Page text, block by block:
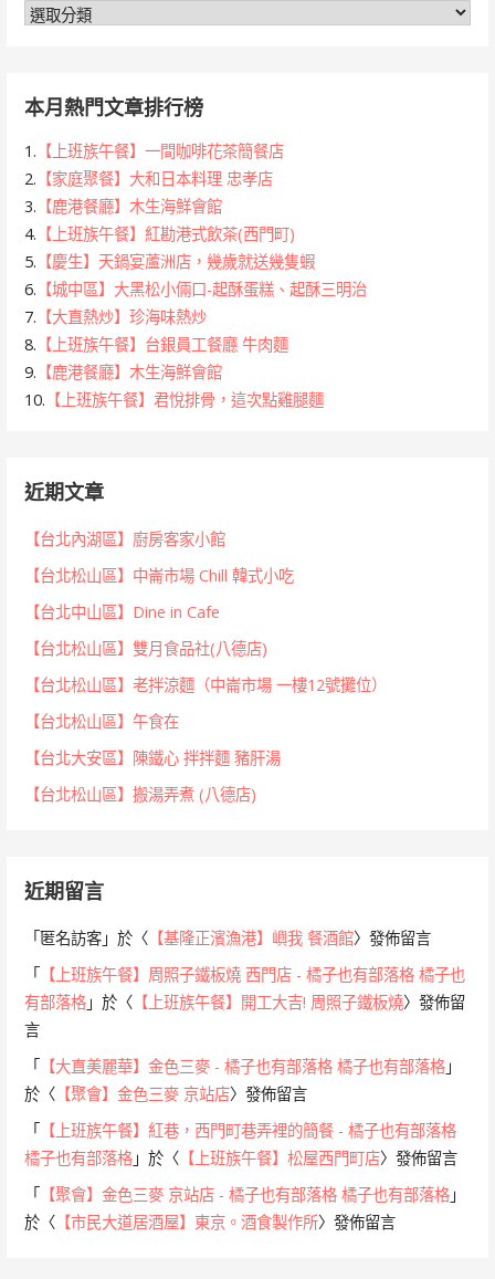
分
本月熱門文章排行榜
1. 【上班族午餐】一間咖啡花茶簡餐店
2. 【家庭聚餐】大和日本料理 忠孝店
3. 【鹿港餐廳】木生海鮮會館
4. 【上班族午餐】紅勘港式飲茶(西門町)
5. 【慶生】天鍋宴蘆洲店，幾歲就送幾隻蝦
6. 【城中區】大黑松小倆口-起酥蛋糕、起酥三明治
7. 【大直熱炒】珍海味熱炒
8. 【上班族午餐】台銀員工餐廳 牛肉麵
9. 【鹿港餐廳】木生海鮮會館
10. 【上班族午餐】君悅排骨，這次點雞腿麵
近期文章
【台北內湖區】廚房客家小館
【台北松山區】中崙市場 Chill 韓式小吃
【台北中山區】Dine in Cafe
【台北松山區】雙月食品社(八德店)
【台北松山區】老拌涼麵（中崙市場 一樓12號攤位）
【台北松山區】午食在
【台北大安區】陳鐵心 拌拌麵 豬肝湯
【台北松山區】搬湯弄煮 (八德店)
近期留言
「匿名訪客 」於〈 【基隆正濱漁港】嶼我 餐酒館〉發佈留言
「 【上班族午餐】周照子鐵板燒 西門店 - 橘子也有部落格 橘子也
有部落格 」於〈 【上班族午餐】開工大吉! 周照子鐵板燒〉發佈留
言
「 【大直美麗華】金色三麥 - 橘子也有部落格 橘子也有部落格 」
於〈 【聚會】金色三麥 京站店〉發佈留言
「 【上班族午餐】紅巷，西門町巷弄裡的簡餐 - 橘子也有部落格
橘子也有部落格 」於〈 【上班族午餐】松屋西門町店〉發佈留言
「 【聚會】金色三麥 京站店 - 橘子也有部落格 橘子也有部落格 」
於〈 【市民大道居酒屋】東京。酒食製作所〉發佈留言